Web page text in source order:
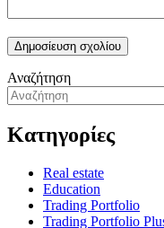
Αναζήτηση
Κατηγορίες
Real estate
Education
Trading Portfolio
Trading Portfolio